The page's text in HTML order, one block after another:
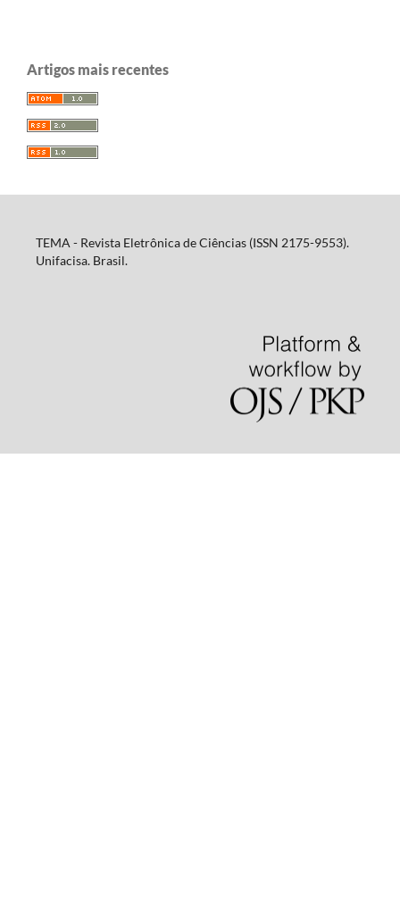
Artigos mais recentes
TEMA - Revista Eletrônica de Ciências (ISSN 2175-9553).
Unifacisa. Brasil.